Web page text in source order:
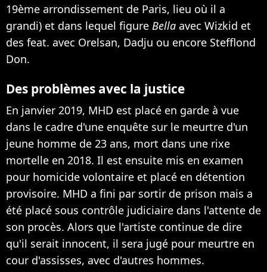
19ème arrondissement de Paris, lieu où il a
grandi) et dans lequel figure Bella avec Wizkid et
des feat. avec Orelsan, Dadju ou encore Stefflond
Don.
Des problèmes avec la justice
En janvier 2019, MHD est placé en garde à vue
dans le cadre d'une enquête sur le meurtre d'un
jeune homme de 23 ans, mort dans une rixe
mortelle en 2018. Il est ensuite mis en examen
pour homicide volontaire et placé en détention
provisoire. MHD a fini par sortir de prison mais a
été placé sous contrôle judiciaire dans l'attente de
son procès. Alors que l'artiste continue de dire
qu'il serait innocent, il sera jugé pour meurtre en
cour d'assisses, avec d'autres hommes.